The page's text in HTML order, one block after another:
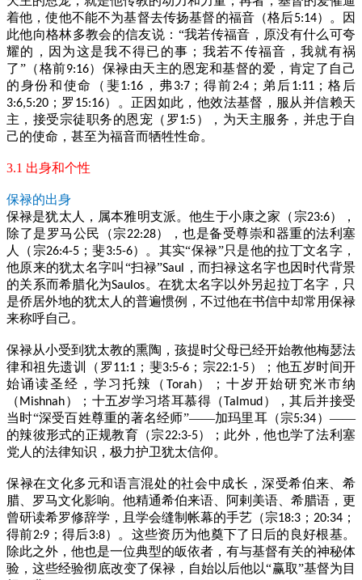
着他，使他不能不为基督去传扬基督的福音（格后5:14）。因
此他向格林多教会的信友说：“我若传福音，原没有什么可夸
耀的，因为这是我不得已的事；我若不传福音，我就有祸
了”（格前9:16）保禄由天主的恩宠和基督的爱，肯定了自己
的身份和使命（斐1:16 ，弗3:7；得前2:4；弟后1:11 ；格后
3:6,5:20 ；罗 15:16）。正因如此，他效法基督，服从并信赖天
主，接受宗徒职务的恩宠（罗1:5），为天主服务，并忠于自
己的使命，甚至为福音而牺牲性命。
3.1 出身和个性
保禄的出身
保禄是犹太人，属本雅明支派。他生于小康之家（宗23:6），
除了是罗马公民（宗22:28），也是备受尊崇和器重的法利塞
人（宗26:4-5 ；斐3:5-6）。其实“保禄”只是他的拉丁文名字，
他原来的犹太名字叫“扫禄”Saul
，而扫禄这名字也因时代背景
的关系而希腊化为Saulos。在犹太名字以外另起拉丁名字，只
是侨居外地的犹太人的普遍惯例，不过他在书信中却常用保禄
来称呼自己。
保禄从小受到犹太教的熏陶，孩提时父母已经开始教他梅瑟法
律和祖先遗训（罗11:1 ；斐3:5-6 ；宗22:1-5）；他五岁时间开
始诵读圣经，学习托辣（ Torah）；十岁开始研究米市纳
（ Mishnah）；十五岁学习塔耳慕得（Talmud ），其后并接受
当时“深受百姓尊重的著名经师”——加玛里耳（宗5:34）——
的辣彼形式的正规教育（宗22:3-5）；此外，他也学了法利塞
党人的法律知识，极力护卫犹太信仰。
保禄在文化多元和语言混处的社会中成长，深受希伯来、希
腊、罗马文化影响。他精通希伯来语、阿剌美语、希腊语，更
曾研读希罗修辞学，且学会缝制帐幕的手艺（宗18:3 ； 20:34 ；
得前2:9；得后3:8）。这些资历为他奠下了日后的良好根基。
除此之外，他也是一位典型的皈依者，有与基督有关的神秘体
验，这些经验彻底改变了保禄，自始以后他以“赢取”基督为目